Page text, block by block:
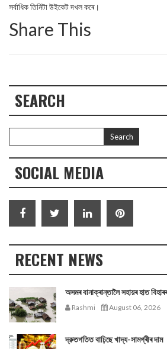
সৰ্বাধিক তিনিটা উইকেট দখল কৰে।
Share This
SEARCH
SOCIAL MEDIA
RECENT NEWS
অসমৰ বানাক্ৰান্তালৈ সহায়ৰ হাত
Rashmi August 06, 2026
দ্রুতগতিত বাঢ়িছে খাদ্য-সামগ্ৰীৰ দাম